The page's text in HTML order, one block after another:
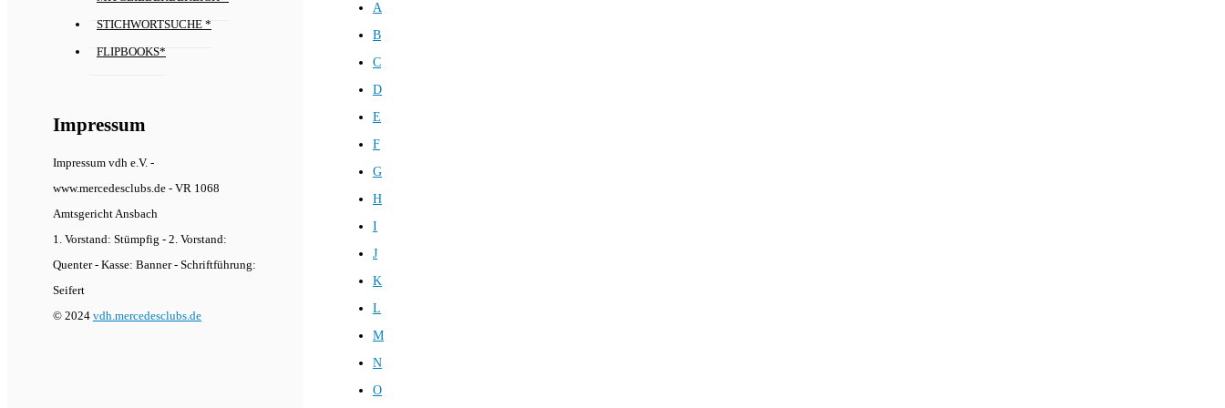
STICHWORTSUCHE *
FLIPBOOKS*
Impressum
Impressum vdh e.V. -
www.mercedesclubs.de - VR 1068
Amtsgericht Ansbach
1. Vorstand: Stümpfig - 2. Vorstand:
Quenter - Kasse: Banner - Schriftführung:
Seifert
© 2024 vdh.mercedesclubs.de
A
B
C
D
E
F
G
H
I
J
K
L
M
N
O